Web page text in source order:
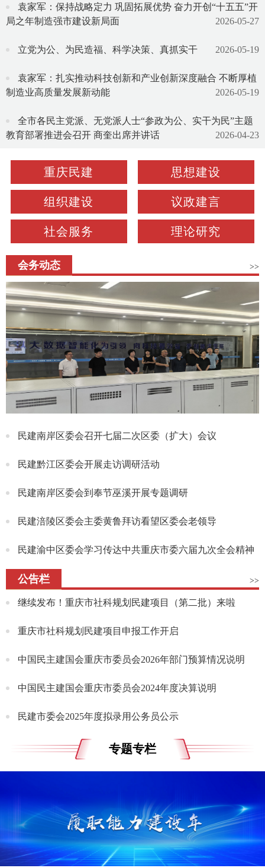
袁家军：保持战略定力 巩固拓展优势 奋力开创“十五五”开
局之年制造强市建设新局面
2026-05-27
立党为公、为民造福、科学决策、真抓实干 2026-05-19
袁家军：扎实推动科技创新和产业创新深度融合 不断厚植
制造业高质量发展新动能
2026-05-19
全市各民主党派、无党派人士“参政为公、实干为民”主题
教育部署推进会召开 商奎出席并讲话
2026-04-23
重庆民建 思想建设
组织建设 议政建言
社会服务 理论研究
会务动态 >>
民建南岸区委会召开七届二次区委（扩大）会议
民建黔江区委会开展走访调研活动
民建南岸区委会到奉节巫溪开展专题调研
民建涪陵区委会主委黄鲁拜访看望区委会老领导
民建渝中区委会学习传达中共重庆市委六届九次全会精神
公告栏 >>
继续发布！重庆市社科规划民建项目（第二批）来啦
重庆市社科规划民建项目申报工作开启
中国民主建国会重庆市委员会2026年部门预算情况说明
中国民主建国会重庆市委员会2024年度决算说明
民建市委会2025年度拟录用公务员公示
专题专栏